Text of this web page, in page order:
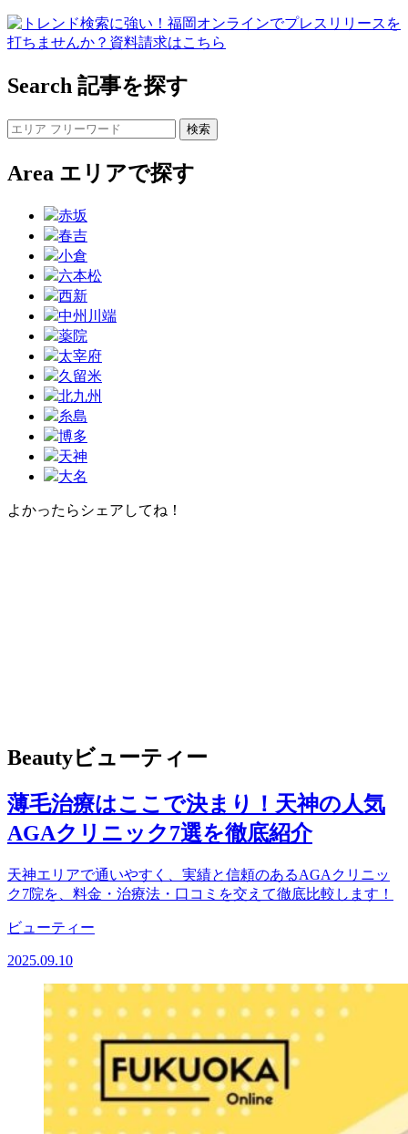
Search 記事を探す
Area エリアで探す
赤坂
春吉
小倉
六本松
西新
中州川端
薬院
太宰府
久留米
北九州
糸島
博多
天神
大名
よかったらシェアしてね！
Link
Beautyビューティー
薄毛治療はここで決まり！天神の人気
AGAクリニック7選を徹底紹介
天神エリアで通いやすく、実績と信頼のあるAGAクリニッ
ク7院を、料金・治療法・口コミを交えて徹底比較します！
ビューティー
2025.09.10